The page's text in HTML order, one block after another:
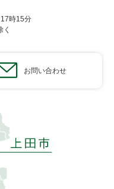
時15分
お問い合わせ